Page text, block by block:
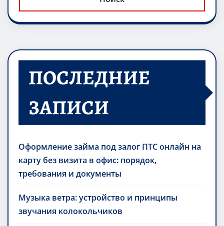
ПОСЛЕДНИЕ
ЗАПИСИ
Оформление займа под залог ПТС онлайн на
карту без визита в офис: порядок,
требования и документы
Музыка ветра: устройство и принципы
звучания колокольчиков